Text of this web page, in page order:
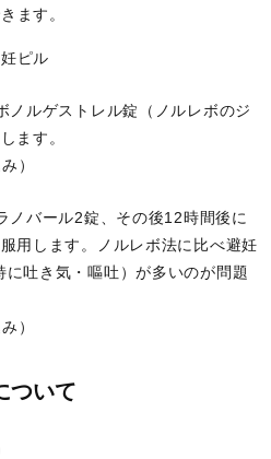
ます。
ピル
ノルゲストレル錠（ノルレボのジ
ます。
）
ノバール2錠、その後12時間後に
用します。ノルレボ法に比べ避妊
吐き気・嘔吐）が多いのが問題
）
ついて